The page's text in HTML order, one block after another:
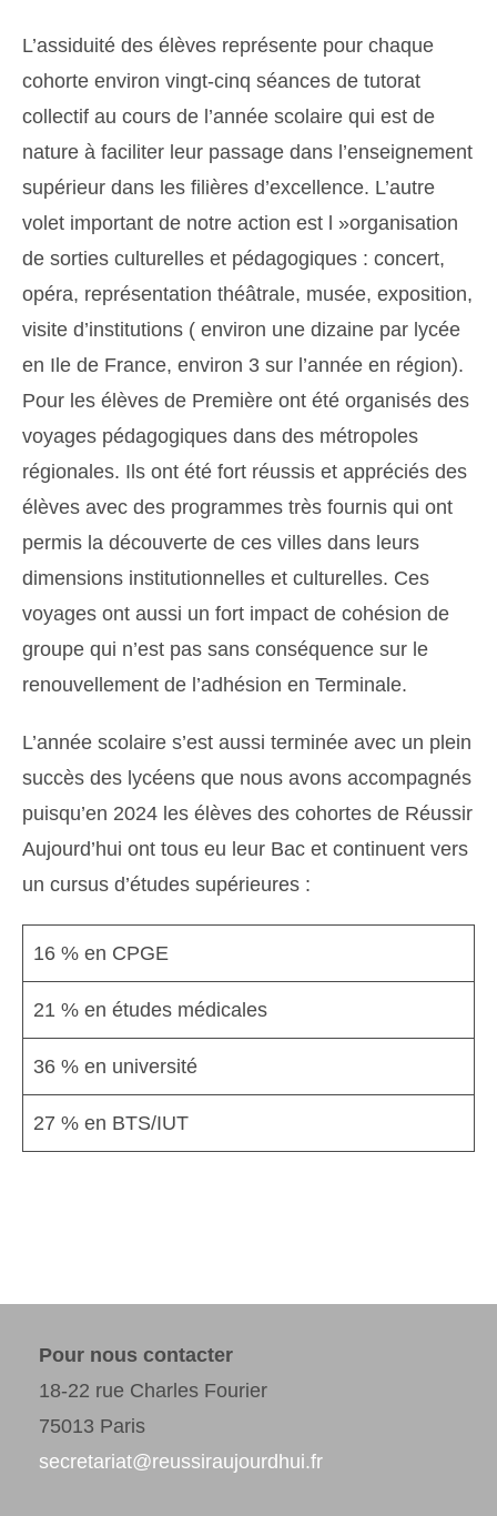
L’assiduité des élèves représente pour chaque
cohorte environ vingt-cinq séances de tutorat
collectif au cours de l’année scolaire qui est de
nature à faciliter leur passage dans l’enseignement
supérieur dans les filières d’excellence. L’autre
volet important de notre action est l »organisation
de sorties culturelles et pédagogiques : concert,
opéra, représentation théâtrale, musée, exposition,
visite d’institutions ( environ une dizaine par lycée
en Ile de France, environ 3 sur l’année en région).
Pour les élèves de Première ont été organisés des
voyages pédagogiques dans des métropoles
régionales. Ils ont été fort réussis et appréciés des
élèves avec des programmes très fournis qui ont
permis la découverte de ces villes dans leurs
dimensions institutionnelles et culturelles. Ces
voyages ont aussi un fort impact de cohésion de
groupe qui n’est pas sans conséquence sur le
renouvellement de l’adhésion en Terminale.
L’année scolaire s’est aussi terminée avec un plein
succès des lycéens que nous avons accompagnés
puisqu’en 2024 les élèves des cohortes de Réussir
Aujourd’hui ont tous eu leur Bac et continuent vers
un cursus d’études supérieures :
16 % en CPGE
21 % en études médicales
36 % en université
27 % en BTS/IUT
Pour nous contacter
18-22 rue Charles Fourier
75013 Paris
secretariat@reussiraujourdhui.fr